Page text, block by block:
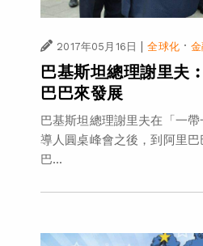
2017年05月16日 | 全球化·
巴基斯坦總理謝里夫
巴巴來發展
巴基斯坦總理謝里夫在「一
導人圓桌峰會之後，到阿里
巴...